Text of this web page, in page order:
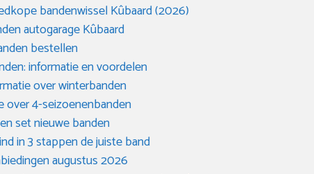
bandenwissel Kûbaard (2026)
autogarage Kûbaard
bestellen
informatie en voordelen
over winterbanden
over 4-seizoenenbanden
set nieuwe banden
in 3 stappen de juiste band
augustus 2026